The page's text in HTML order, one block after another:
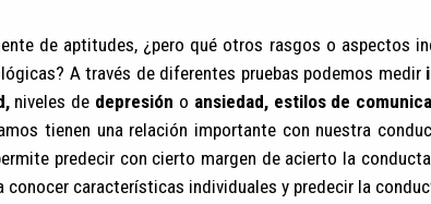
de aptitudes, ¿pero qué otros rasgos o aspectos
A través de diferentes pruebas podemos medir
niveles de depresión o ansiedad, estilos de
tienen una relación importante con nuestra
predecir con cierto margen de acierto la
conocer características individuales y predecir la